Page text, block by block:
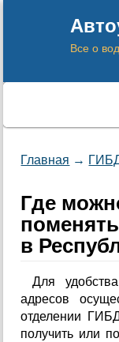
Все о
Главная →
Где
в
Для
адресов
отделении
получить или